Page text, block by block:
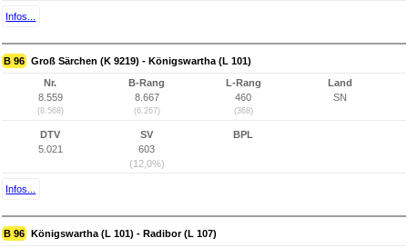
Infos...
B 96 Groß Särchen (K 9219) - Königswartha (L 101)
Nr.
8.559
(8.568)
B-Rang
8.667
(6.267)
L-Rang
460
(368)
Land
SN
DTV
5.021
SV
603
(12,0%)
BPL
Infos...
B 96 Königswartha (L 101) - Radibor (L 107)